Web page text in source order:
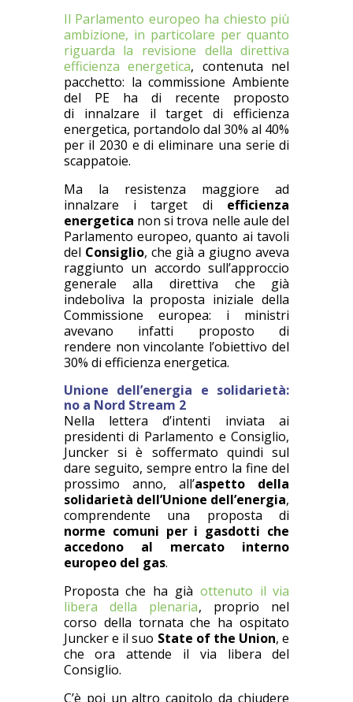
Il Parlamento europeo ha chiesto più
ambizione, in particolare per quanto
riguarda la revisione della direttiva
efficienza energetica, contenuta nel
pacchetto: la commissione Ambiente
del PE ha di recente proposto
di innalzare il target di efficienza
energetica, portandolo dal 30% al 40%
per il 2030 e di eliminare una serie di
scappatoie.
Ma la resistenza maggiore ad
innalzare i target di efficienza
energetica non si trova nelle aule del
Parlamento europeo, quanto ai tavoli
del Consiglio, che già a giugno aveva
raggiunto un accordo sull’approccio
generale alla direttiva che già
indeboliva la proposta iniziale della
Commissione europea: i ministri
avevano infatti proposto di
rendere non vincolante l’obiettivo del
30% di efficienza energetica.
Unione dell’energia e solidarietà:
no a Nord Stream 2
Nella lettera d’intenti inviata ai
presidenti di Parlamento e Consiglio,
Juncker si è soffermato quindi sul
dare seguito, sempre entro la fine del
prossimo anno, all’aspetto della
solidarietà dell’Unione dell’energia,
comprendente una proposta di
norme comuni per i gasdotti che
accedono al mercato interno
europeo del gas.
Proposta che ha già ottenuto il via
libera della plenaria, proprio nel
corso della tornata che ha ospitato
Juncker e il suo State of the Union, e
che ora attende il via libera del
Consiglio.
C’è poi un altro capitolo da chiudere